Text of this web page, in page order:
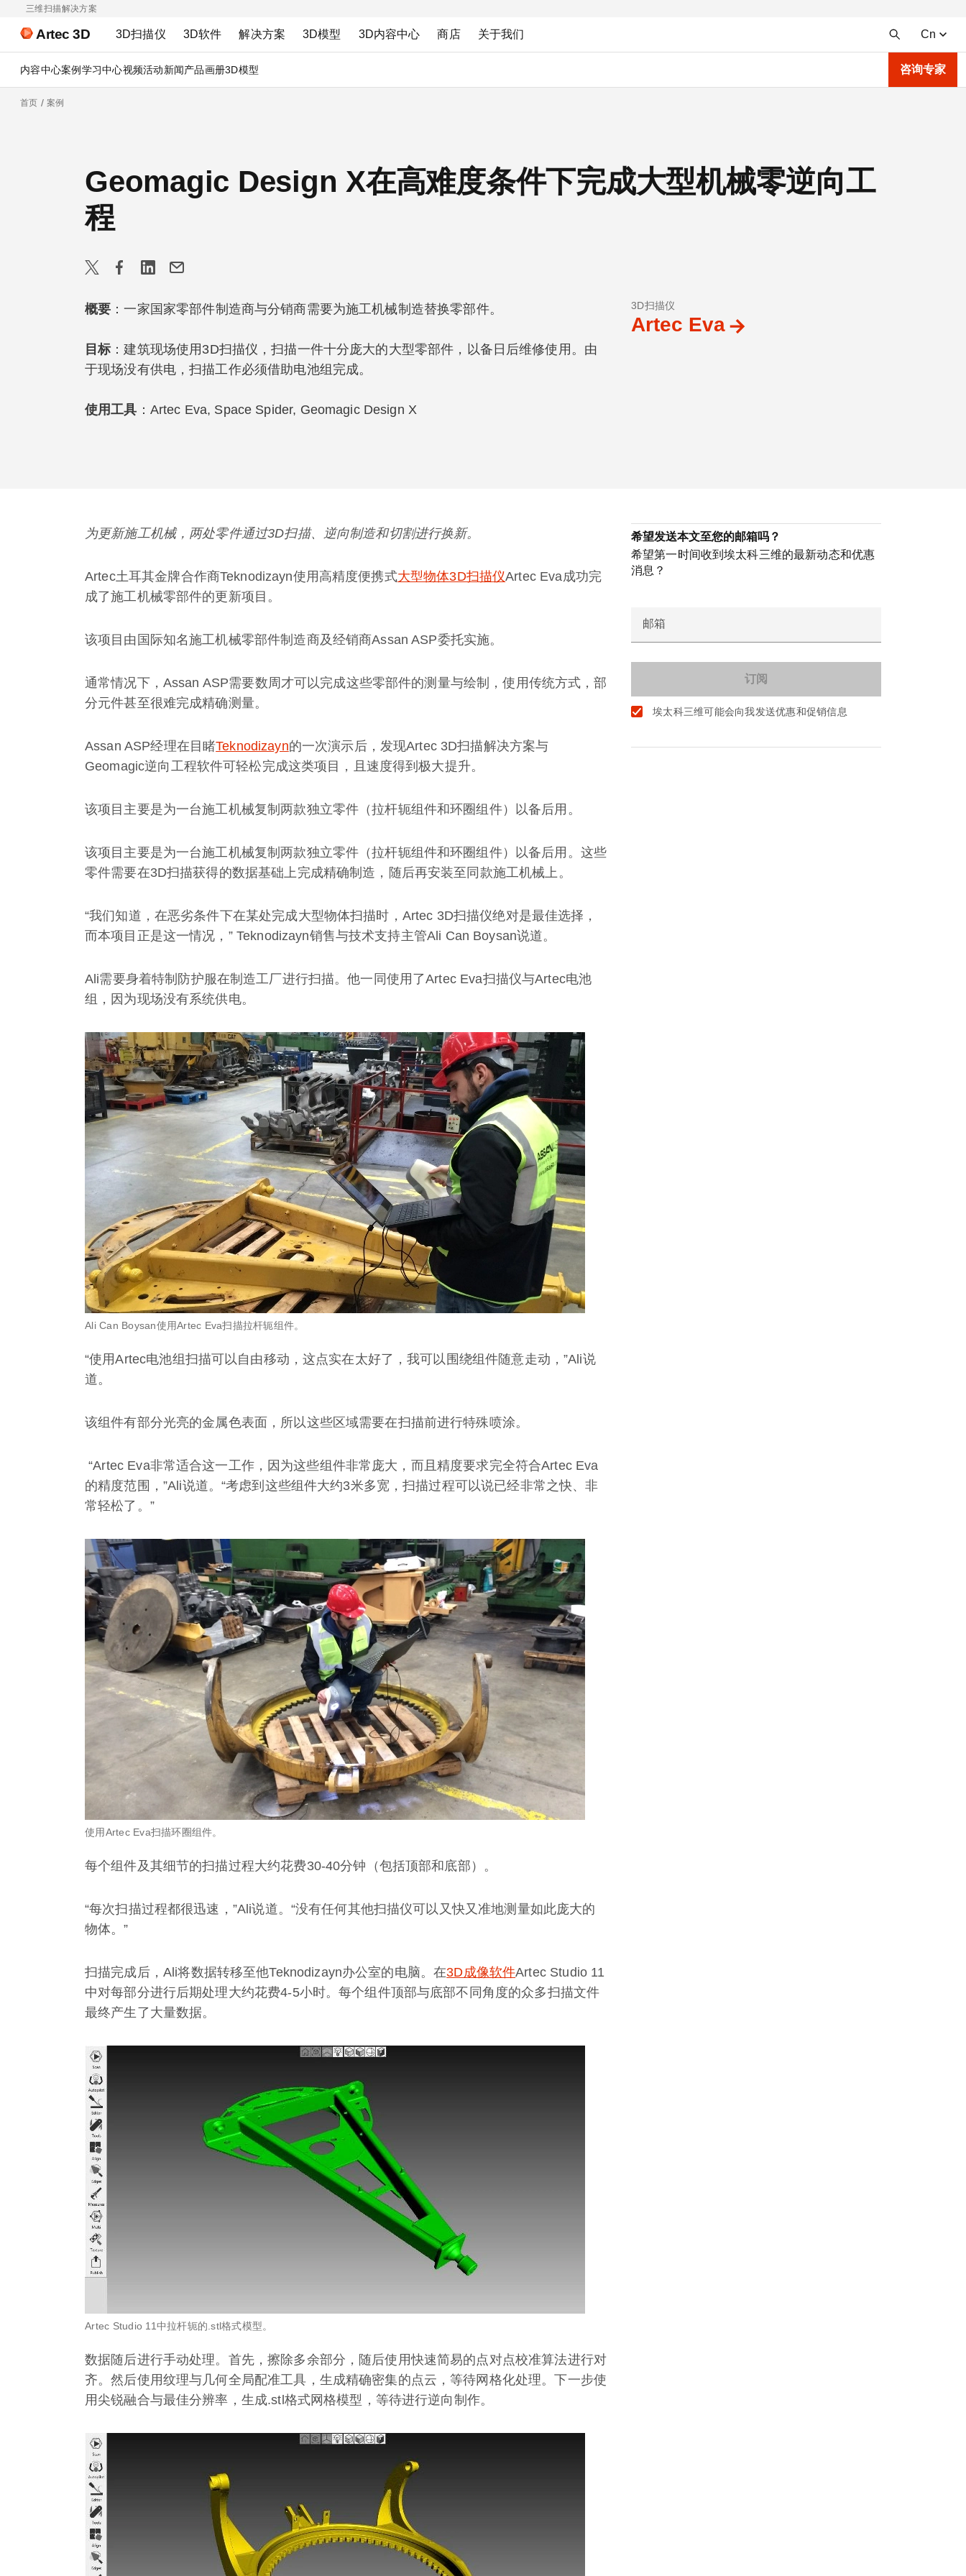
三维扫描解决方案
Artec 3D 3D扫描仪 3D软件 解决方案 3D模型 3D内容中心 商店 关于我们 Cn
内容中心案例 学习中心视频活动新闻产品画册3D模型 咨询专家
首页 案例
Geomagic Design X在高难度条件下完成大型机械零逆向工
程
3D扫描仪
Artec Eva
概要 ：一家国家零部件制造商与分销商需要为施工机械制造替换零部件。
目标：建筑现场使用3D扫描仪，扫描一件十分庞大的大型零部件，以备日后维修使用。由
于现场没有供电，扫描工作必须借助电池组完成。
使用工具 ：Artec Eva, Space Spider, Geomagic Design X
为更新施工机械，两处零件通过3D扫描、逆向制造和切割进行换新。
Artec土耳其金牌合作商Teknodizayn使用高精度便携式大型物体3D扫描仪Artec Eva成功完
成了施工机械零部件的更新项目。
该项目由国际知名施工机械零部件制造商及经销商Assan ASP委托实施。
通常情况下，Assan ASP需要数周才可以完成这些零部件的测量与绘制，使用传统方式，部
分元件甚至很难完成精确测量。
Assan ASP经理在目睹Teknodizayn的一次演示后，发现Artec 3D扫描解决方案与
Geomagic逆向工程软件可轻松完成这类项目，且速度得到极大提升。
该项目主要是为一台施工机械复制两款独立零件（拉杆轭组件和环圈组件）以备后用。
该项目主要是为一台施工机械复制两款独立零件（拉杆轭组件和环圈组件）以备后用。这些
零件需要在3D扫描获得的数据基础上完成精确制造，随后再安装至同款施工机械上。
“我们知道，在恶劣条件下在某处完成大型物体扫描时，Artec 3D扫描仪绝对是最佳选择，
而本项目正是这一情况，” Teknodizayn销售与技术支持主管Ali Can Boysan说道。
Ali需要身着特制防护服在制造工厂进行扫描。他一同使用了Artec Eva扫描仪与Artec电池
组，因为现场没有系统供电。
Ali Can Boysan使用Artec Eva扫描拉杆轭组件。
“使用Artec电池组扫描可以自由移动，这点实在太好了，我可以围绕组件随意走动，”Ali说
道。
该组件有部分光亮的金属色表面，所以这些区域需要在扫描前进行特殊喷涂。
“Artec Eva非常适合这一工作，因为这些组件非常庞大，而且精度要求完全符合Artec Eva
的精度范围，”Ali说道。“考虑到这些组件大约3米多宽，扫描过程可以说已经非常之快、非
常轻松了。”
使用Artec Eva扫描环圈组件。
每个组件及其细节的扫描过程大约花费30-40分钟（包括顶部和底部）。
“每次扫描过程都很迅速，”Ali说道。“没有任何其他扫描仪可以又快又准地测量如此庞大的
物体。”
扫描完成后，Ali将数据转移至他Teknodizayn办公室的电脑。在3D成像软件Artec Studio 11
中对每部分进行后期处理大约花费4-5小时。每个组件顶部与底部不同角度的众多扫描文件
最终产生了大量数据。
Artec Studio 11中拉杆轭的.stl格式模型。
数据随后进行手动处理。首先，擦除多余部分，随后使用快速简易的点对点校准算法进行对
齐。然后使用纹理与几何全局配准工具，生成精确密集的点云，等待网格化处理。下一步使
用尖锐融合与最佳分辨率，生成.stl格式网格模型，等待进行逆向制作。
希望发送本文至您的邮箱吗？
希望第一时间收到埃太科三维的最新动态和优惠
消息？
邮箱
埃太科三维可能会向我发送优惠和促销信息